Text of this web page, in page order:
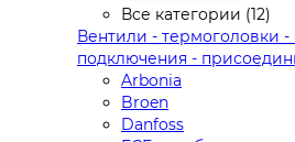
Все категории (12)
Вентили - термоголовки
подключения -
Arbonia
Broen
Danfoss